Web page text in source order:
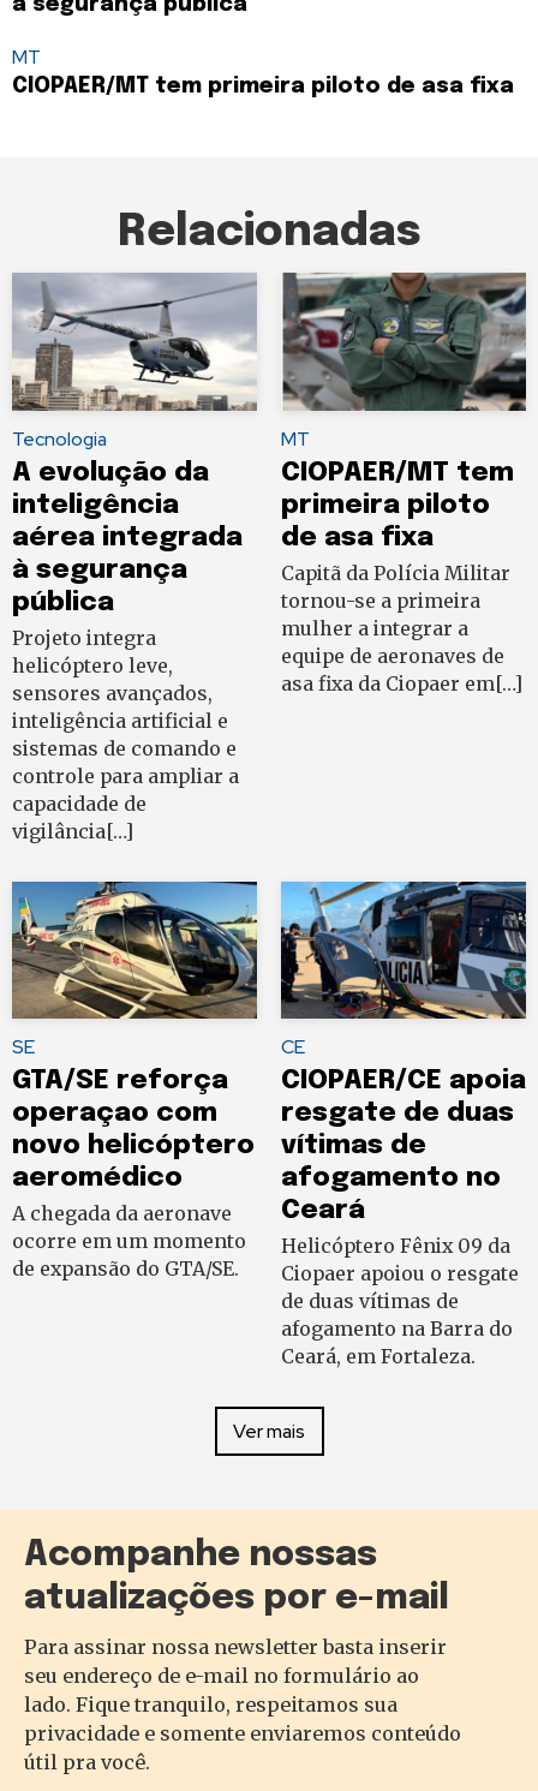
à segurança pública
MT
CIOPAER/MT tem primeira piloto de asa fixa
Relacionadas
Tecnologia
A evolução da
inteligência
aérea integrada
à segurança
pública
Projeto integra
helicóptero leve,
sensores avançados,
inteligência artificial e
sistemas de comando e
controle para ampliar a
capacidade de
vigilância[…]
MT
CIOPAER/MT tem
primeira piloto
de asa fixa
Capitã da Polícia Militar
tornou-se a primeira
mulher a integrar a
equipe de aeronaves de
asa fixa da Ciopaer em[…]
SE
GTA/SE reforça
operaçao com
novo helicóptero
aeromédico
A chegada da aeronave
ocorre em um momento
de expansão do GTA/SE.
CE
CIOPAER/CE apoia
resgate de duas
vítimas de
afogamento no
Ceará
Helicóptero Fênix 09 da
Ciopaer apoiou o resgate
de duas vítimas de
afogamento na Barra do
Ceará, em Fortaleza.
Ver mais
Acompanhe nossas
atualizações por e-mail
Para assinar nossa newsletter basta inserir
seu endereço de e-mail no formulário ao
lado. Fique tranquilo, respeitamos sua
privacidade e somente enviaremos conteúdo
útil pra você.